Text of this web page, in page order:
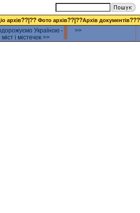
архів??|?? Фото архів??|??Архів документів???
Україною -
і містечок >>
>>